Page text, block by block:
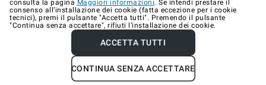
Contatti
Dati societari Cookie policy
consulta la pagina Maggiori informazioni. Se intendi prestare il
consenso all’installazione dei cookie (fatta eccezione per i cookie
tecnici), premi il pulsante "Accetta tutti". Premendo il pulsante
"Continua senza accettare", rifiuti l’installazione dei cookie.
ACCETTA TUTTI
CONTINUA SENZA ACCETTARE